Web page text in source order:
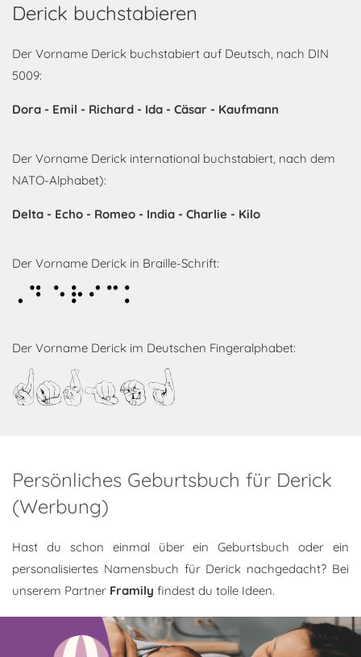
Derick buchstabieren
Der Vorname Derick buchstabiert auf Deutsch, nach DIN
5009:
Dora - Emil - Richard - Ida - Cäsar - Kaufmann
Der Vorname Derick international buchstabiert, nach dem
NATO-Alphabet):
Delta - Echo - Romeo - India - Charlie - Kilo
Der Vorname Derick in Braille-Schrift:
Derick
Der Vorname Derick im Deutschen Fingeralphabet:
Derick
Persönliches Geburtsbuch für Derick
(Werbung)
Hast du schon einmal über ein Geburtsbuch oder ein
personalisiertes Namensbuch für Derick nachgedacht? Bei
unserem Partner Framily findest du tolle Ideen.